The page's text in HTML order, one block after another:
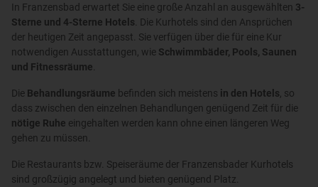
In Franzensbad erwartet Sie eine große Anzahl an ausgewählten 3-
Sterne und 4-Sterne Hotels . Die Kurhotels sind den Ansprüchen
der heutigen Zeit angepasst. Sie verfügen über die für eine Kur
notwendigen Ausstattungen, wie Schwimmbäder, Pools, Saunen
und Fitnessräume
Die Behandlungsräume befinden sich meistens in den Hotels , so
dass zwischen den einzelnen Behandlungen genügend Zeit für die
nötige Ruhe eingehalten werden kann ohne einen längeren Weg
gehen zu müssen.
Die Restaurants bzw. Speiseräume der Franzensbader Kurhotels
sind großzügig angelegt und bieten genügend Platz.